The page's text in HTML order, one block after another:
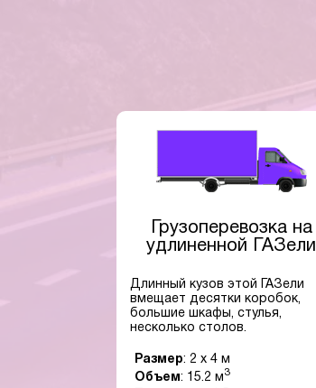
Грузоперевозка на
удлиненной ГАЗели
Длинный кузов этой ГАЗели
вмещает десятки коробок,
большие шкафы, стулья,
несколько столов.
Размер: 2 x 4 м
Объем: 15.2 м 3